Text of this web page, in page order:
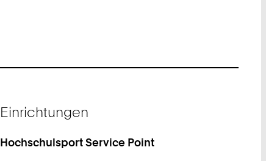
Einrichtungen
Hochschulsport Service Point